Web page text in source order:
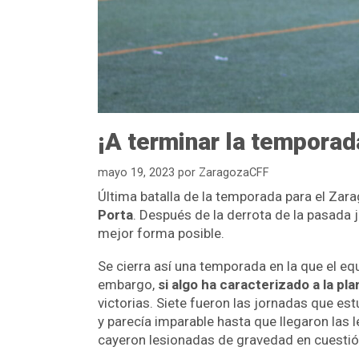
¡A terminar la
mayo 19, 2023 por ZaragozaCFF
Última batalla de la temporada para el
Porta. Después de la derrota de la
mejor forma posible.
Se cierra así una temporada en la que el
embargo, si algo ha caracterizado a la
victorias. Siete fueron las jornadas que
y parecía imparable hasta que llegaron las
cayeron lesionadas de gravedad en